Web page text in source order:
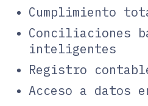
Cumplimiento
Conciliaciones
inteligentes
Registro
Acceso a datos